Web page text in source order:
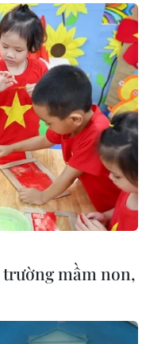
mầm non,